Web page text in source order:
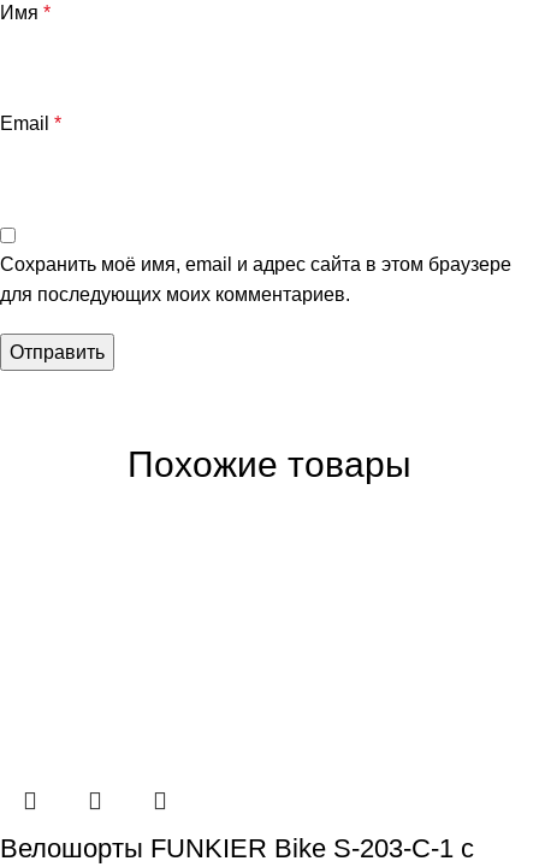
Имя *
Email *
Сохранить моё имя, email и адрес сайта в этом браузере
для последующих моих комментариев.
Похожие товары
Велошорты FUNKIER Bike S-203-C-1 с